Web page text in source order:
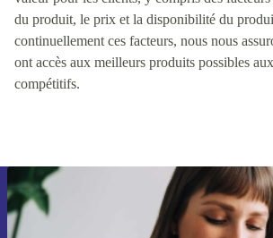
du produit, le prix et la disponibilité du
continuellement ces facteurs, nous nous
ont accès aux meilleurs produits possibles
compétitifs.
Recevoir offres et infos
par mail